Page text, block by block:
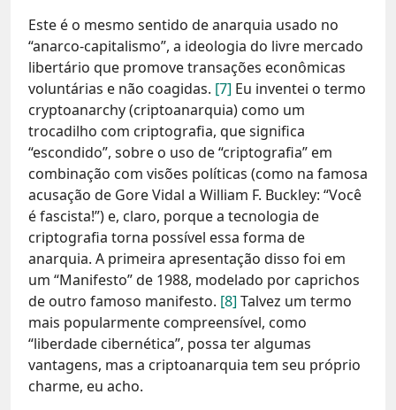
Este é o mesmo sentido de anarquia usado no
“anarco-capitalismo”, a ideologia do livre mercado
libertário que promove transações econômicas
voluntárias e não coagidas. [7] Eu inventei o termo
cryptoanarchy (criptoanarquia) como um
trocadilho com criptografia, que significa
“escondido”, sobre o uso de “criptografia” em
combinação com visões políticas (como na famosa
acusação de Gore Vidal a William F. Buckley: “Você
é fascista!”) e, claro, porque a tecnologia de
criptografia torna possível essa forma de
anarquia. A primeira apresentação disso foi em
um “Manifesto” de 1988, modelado por caprichos
de outro famoso manifesto. [8] Talvez um termo
mais popularmente compreensível, como
“liberdade cibernética”, possa ter algumas
vantagens, mas a criptoanarquia tem seu próprio
charme, eu acho.